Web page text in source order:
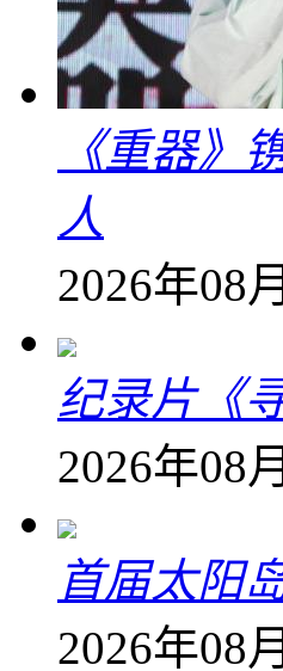
《重器》
人
2026年08
纪录片《
2026年08
首届太阳
2026年08